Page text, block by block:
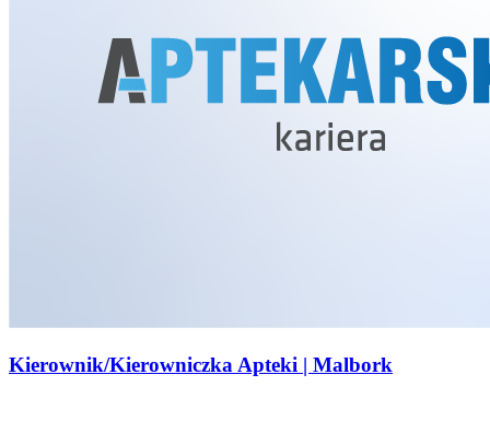
Kierownik/Kierowniczka Apteki | Malbork